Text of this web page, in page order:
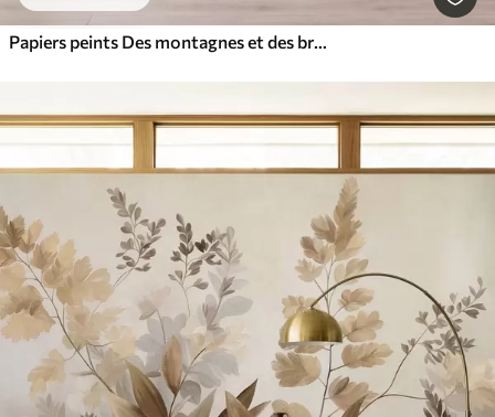
Papiers peints Des montagnes et des branches de magnolia roses en fleurs, un paysage riche en textures